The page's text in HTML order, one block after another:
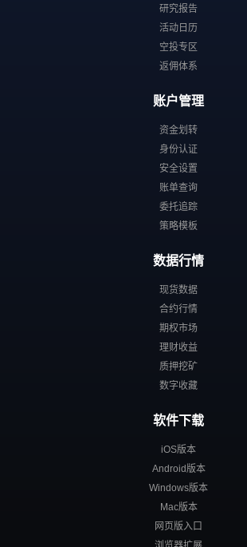
研究报告
活动日历
空投专区
返佣体系
账户管理
资金划转
身份认证
安全设置
账单查询
委托追踪
策略模板
数据行情
现货数据
合约行情
期权市场
理财收益
质押挖矿
数字收藏
软件下载
iOS版本
Android版本
Windows版本
Mac版本
网页版入口